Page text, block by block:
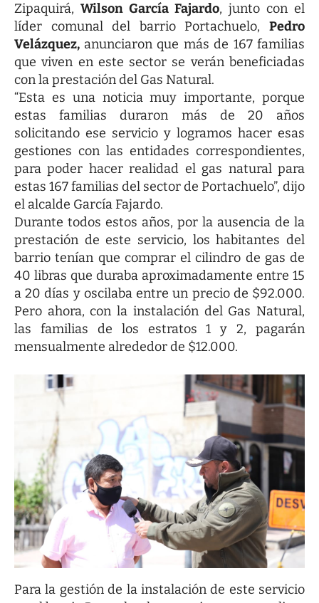
Zipaquirá, Wilson García Fajardo, junto con el
líder comunal del barrio Portachuelo, Pedro
Velázquez, anunciaron que más de 167 familias
que viven en este sector se verán beneficiadas
con la prestación del Gas Natural.
“Esta es una noticia muy importante, porque
estas familias duraron más de 20 años
solicitando ese servicio y logramos hacer esas
gestiones con las entidades correspondientes,
para poder hacer realidad el gas natural para
estas 167 familias del sector de Portachuelo”, dijo
el alcalde García Fajardo.
Durante todos estos años, por la ausencia de la
prestación de este servicio, los habitantes del
barrio tenían que comprar el cilindro de gas de
40 libras que duraba aproximadamente entre 15
a 20 días y oscilaba entre un precio de $92.000.
Pero ahora, con la instalación del Gas Natural,
las familias de los estratos 1 y 2, pagarán
mensualmente alrededor de $12.000.
Para la gestión de la instalación de este servicio